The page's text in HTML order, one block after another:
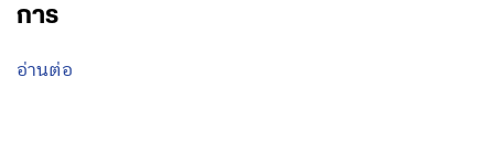
การ
อ่านต่อ